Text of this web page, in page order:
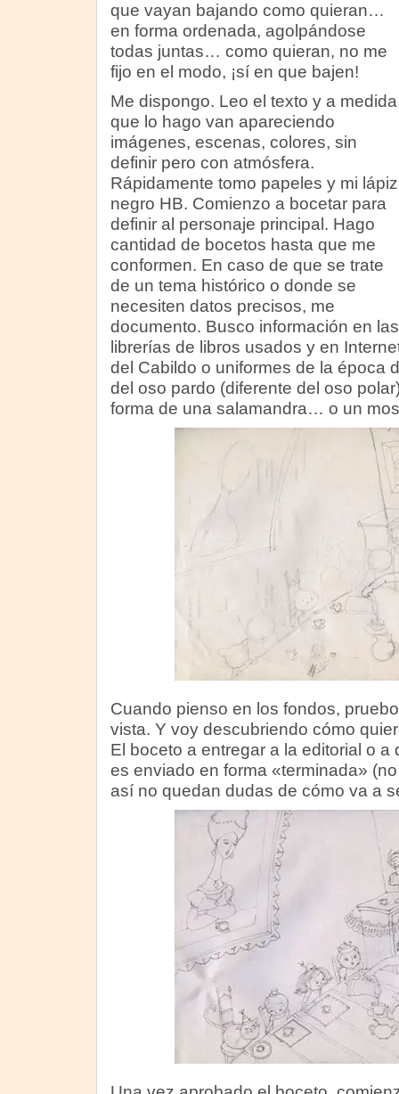
que vayan bajando como quieran…
en forma ordenada, agolpándose
todas juntas… como quieran, no me
fijo en el modo, ¡sí en que bajen!
Me dispongo. Leo el texto y a medida
que lo hago van apareciendo
imágenes, escenas, colores, sin
definir pero con atmósfera.
Rápidamente tomo papeles y mi lápiz
negro HB. Comienzo a bocetar para
definir al personaje principal. Hago
cantidad de bocetos hasta que me
conformen. En caso de que se trate
de un tema histórico o donde se
necesiten datos precisos, me
documento. Busco información en las
librerías de libros usados y en
del Cabildo o uniformes de la época
del oso pardo (diferente del oso
forma de una salamandra… o un
Cuando pienso en los fondos,
vista. Y voy descubriendo cómo
El boceto a entregar a la editorial o a
es enviado en forma «terminada»
así no quedan dudas de cómo va a